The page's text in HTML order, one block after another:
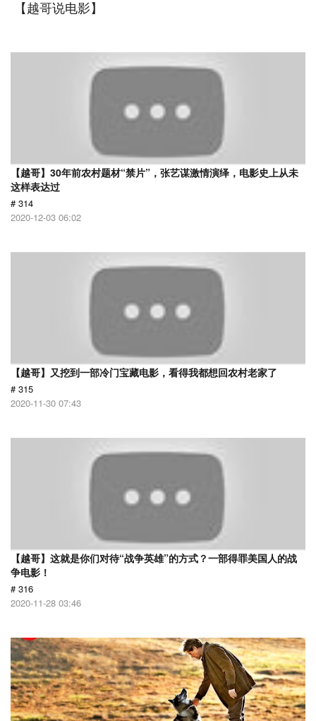
【越哥说电影】
【越哥】30年前农村题材“禁片”，张艺谋激情演绎，电影史上从未
这样表达过
# 314
2020-12-03 06:02
【越哥】又挖到一部冷门宝藏电影，看得我都想回农村老家了
# 315
2020-11-30 07:43
【越哥】这就是你们对待“战争英雄”的方式？一部得罪美国人的战
争电影！
# 316
2020-11-28 03:46